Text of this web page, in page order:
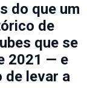
do que um
de
que se
2021 — e
de levar a